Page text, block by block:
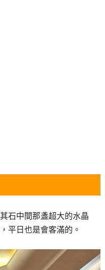
石中間那盞超大的水晶
平日也是會客滿的。